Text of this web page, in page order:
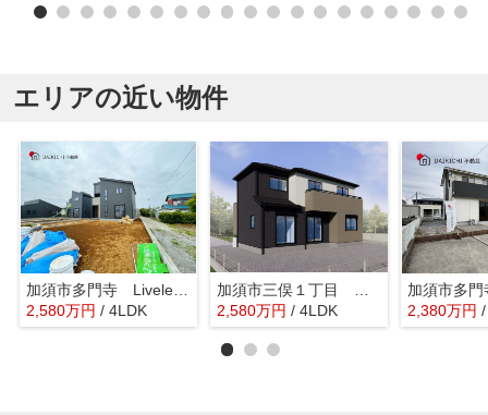
エリアの近い物件
加須市多門寺 Livele Garden.S 新築戸建 全6棟 6号棟
2,580万円 / 4LDK
2,580万円 / 4LDK 2,380万円